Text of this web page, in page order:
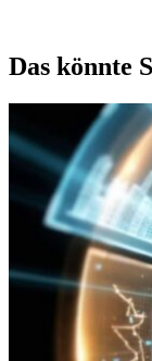
Das könnte